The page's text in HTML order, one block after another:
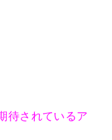
待されているア